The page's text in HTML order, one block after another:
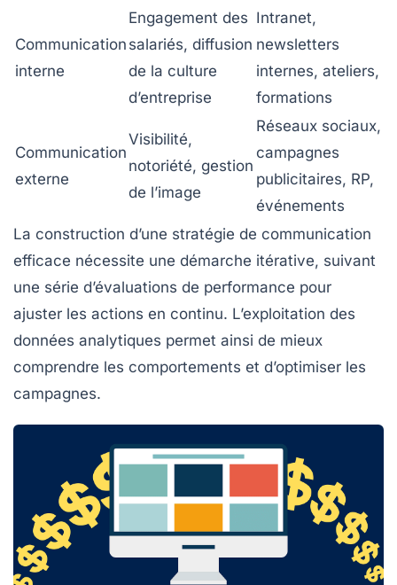
Communication
interne
Engagement des
salariés, diffusion
de la culture
d’entreprise
Intranet,
newsletters
internes, ateliers,
formations
Communication
externe
Visibilité,
notoriété, gestion
de l’image
Réseaux sociaux,
campagnes
publicitaires, RP,
événements
La construction d’une stratégie de communication
efficace nécessite une démarche itérative, suivant
une série d’évaluations de performance pour
ajuster les actions en continu. L’exploitation des
données analytiques permet ainsi de mieux
comprendre les comportements et d’optimiser les
campagnes.